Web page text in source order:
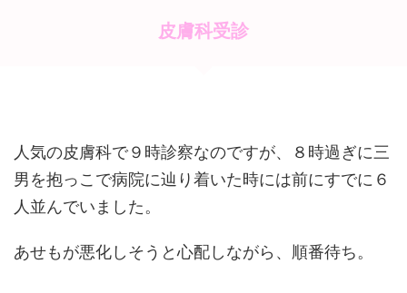
皮膚科受診
人気の皮膚科で９時診察なのですが、８時過ぎに三
男を抱っこで病院に辿り着いた時には前にすでに６
人並んでいました。
あせもが悪化しそうと心配しながら、順番待ち。